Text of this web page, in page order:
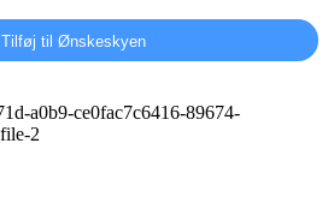
Tilføj til Ønskeskyen